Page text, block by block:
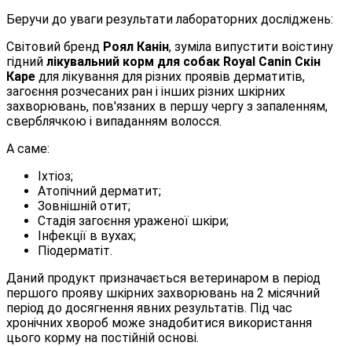
Беручи до уваги результати лабораторних досліджень:
Світовий бренд Роял Канін, зуміла випустити воістину
гідний лікувальний корм для собак Royal Canin Скін
Каре для лікування для різних проявів дерматитів,
загоєння розчесаних ран і інших різних шкірних
захворювань, пов'язаних в першу чергу з запаленням,
сверблячкою і випаданням волосся.
А саме:
Іхтіоз;
Атопічний дерматит;
Зовнішній отит;
Стадія загоєння ураженої шкіри;
Інфекції в вухах;
Піодерматіт.
Даний продукт призначається ветеринаром в період
першого прояву шкірних захворювань на 2 місячний
період до досягнення явних результатів. Під час
хронічних хвороб може знадобитися використання
цього корму на постійній основі.